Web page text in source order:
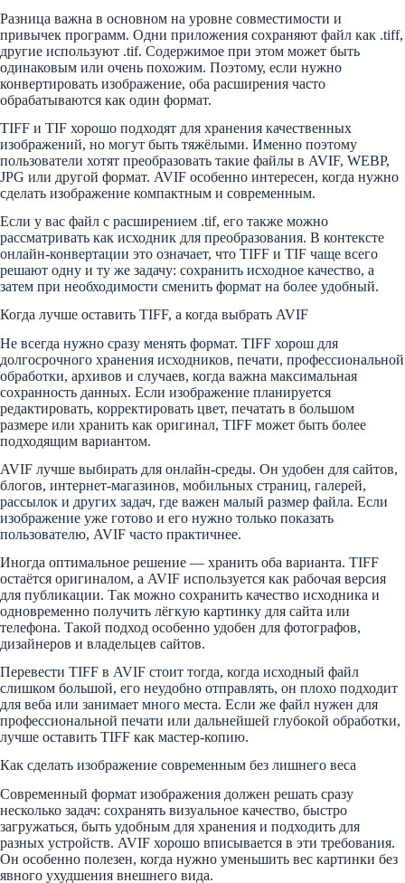
Разница важна в основном на уровне совместимости и
привычек программ. Одни приложения сохраняют файл как .tiff,
другие используют .tif. Содержимое при этом может быть
одинаковым или очень похожим. Поэтому, если нужно
конвертировать изображение, оба расширения часто
обрабатываются как один формат.
TIFF и TIF хорошо подходят для хранения качественных
изображений, но могут быть тяжёлыми. Именно поэтому
пользователи хотят преобразовать такие файлы в AVIF, WEBP,
JPG или другой формат. AVIF особенно интересен, когда нужно
сделать изображение компактным и современным.
Если у вас файл с расширением .tif, его также можно
рассматривать как исходник для преобразования. В контексте
онлайн-конвертации это означает, что TIFF и TIF чаще всего
решают одну и ту же задачу: сохранить исходное качество, а
затем при необходимости сменить формат на более удобный.
Когда лучше оставить TIFF, а когда выбрать AVIF
Не всегда нужно сразу менять формат. TIFF хорош для
долгосрочного хранения исходников, печати, профессиональной
обработки, архивов и случаев, когда важна максимальная
сохранность данных. Если изображение планируется
редактировать, корректировать цвет, печатать в большом
размере или хранить как оригинал, TIFF может быть более
подходящим вариантом.
AVIF лучше выбирать для онлайн-среды. Он удобен для сайтов,
блогов, интернет-магазинов, мобильных страниц, галерей,
рассылок и других задач, где важен малый размер файла. Если
изображение уже готово и его нужно только показать
пользователю, AVIF часто практичнее.
Иногда оптимальное решение — хранить оба варианта. TIFF
остаётся оригиналом, а AVIF используется как рабочая версия
для публикации. Так можно сохранить качество исходника и
одновременно получить лёгкую картинку для сайта или
телефона. Такой подход особенно удобен для фотографов,
дизайнеров и владельцев сайтов.
Перевести TIFF в AVIF стоит тогда, когда исходный файл
слишком большой, его неудобно отправлять, он плохо подходит
для веба или занимает много места. Если же файл нужен для
профессиональной печати или дальнейшей глубокой обработки,
лучше оставить TIFF как мастер-копию.
Как сделать изображение современным без лишнего веса
Современный формат изображения должен решать сразу
несколько задач: сохранять визуальное качество, быстро
загружаться, быть удобным для хранения и подходить для
разных устройств. AVIF хорошо вписывается в эти требования.
Он особенно полезен, когда нужно уменьшить вес картинки без
явного ухудшения внешнего вида.